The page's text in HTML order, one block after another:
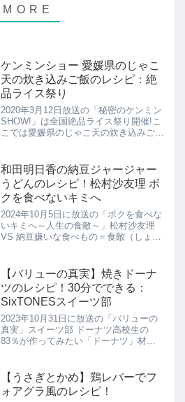
ケンミンショー 愛媛県のじゃこ
天の炊き込みご飯のレシピ：絶
品ライス祭り
2020年3月12日放送の「秘密のケンミン
SHOW!」は全国絶品ライス祭り開催!こ
こでは愛媛県のじゃこ天の炊き込みご飯
和田明日香の納豆ジャージャー
うどんのレシピ！松村沙友理 ボ
クを食べないキミへ
2024年10月5日に放送の「ボクを食べな
いキミへ～人生の食敵～」松村沙友理
VS 納豆嫌いな食べもの＝食敵（しょく
▽料理家・和田明日香が特別メニューを
伝授！和田明日...
【バリューの真実】焼きドーナ
ツのレシピ！30分でできる：
SixTONESスイーツ部
2023年10月31日に放送の「バリューの
真実」スイーツ部 ドーナツ高校生の
83％が作ってみたい「ドーナツ」材料
す。焼きドーナツのレシピの紹介です！
【うさぎとかめ】鶏レバーでフ
ォアグラ風のレシピ！